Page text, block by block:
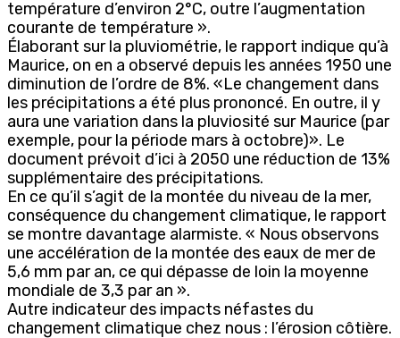
température d’environ 2°C, outre l’augmentation
courante de température ».
Élaborant sur la pluviométrie, le rapport indique qu’à
Maurice, on en a observé depuis les années 1950 une
diminution de l’ordre de 8%. «Le changement dans
les précipitations a été plus prononcé. En outre, il y
aura une variation dans la pluviosité sur Maurice (par
exemple, pour la période mars à octobre)». Le
document prévoit d’ici à 2050 une réduction de 13%
supplémentaire des précipitations.
En ce qu’il s’agit de la montée du niveau de la mer,
conséquence du changement climatique, le rapport
se montre davantage alarmiste. « Nous observons
une accélération de la montée des eaux de mer de
5,6 mm par an, ce qui dépasse de loin la moyenne
mondiale de 3,3 par an ».
Autre indicateur des impacts néfastes du
changement climatique chez nous : l’érosion côtière.